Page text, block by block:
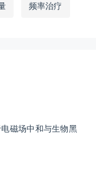
频率治疗
磁场中和与生物黑